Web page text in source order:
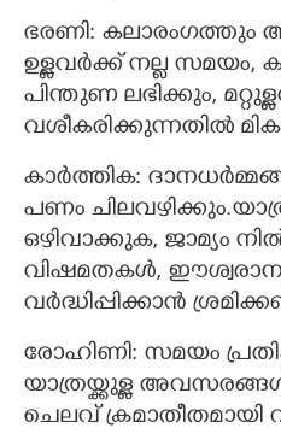
ഭരണി: കലാരംഗത്തും
ഉള്ളവർക്ക് നല്ല സമയം,
പിന്തുണ ലഭിക്കും,
വശീകരിക്കുന്നതിൽ
കാർത്തിക:
പണം
ഒഴിവാക്കുക, ജാമ്യം
വിഷമതകൾ,
വർദ്ധിപ്പിക്കാൻ
രോഹിണി: സമയം
യാത്രയ്ക്കുള്ള
ചെലവ് ക്രമാതീതമായി